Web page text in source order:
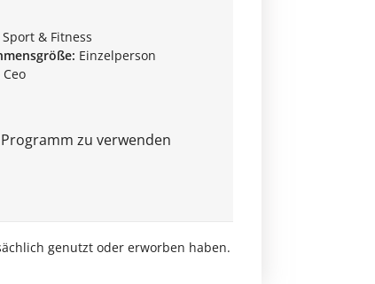
Sport & Fitness
Einzelperson
Ceo
zu verwenden
genutzt oder erworben haben.